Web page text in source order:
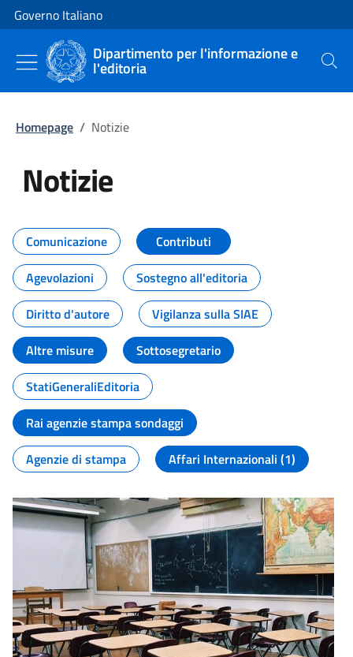
Vai al contenuto
Vai alla navigazione del sito
Governo Italiano
Dipartimento per l'informazione e
l'editoria Cerca
Homepage / Notizie
Notizie
Tutti i contenuti della pagina
Comunicazione
Contributi
Agevolazioni
Sostegno all'editoria
Diritto d'autore
Vigilanza sulla SIAE
Altre misure
Sottosegretario
StatiGeneraliEditoria
Rai agenzie stampa sondaggi
Agenzie di stampa
Affari Internazionali (1)